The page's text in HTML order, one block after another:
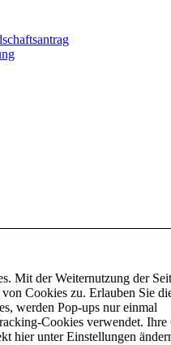
Mit der Weiternutzung der
Cookies zu. Erlauben Sie
werden Pop-ups nur einmal
Cookies verwendet.
hier unter Einstellungen